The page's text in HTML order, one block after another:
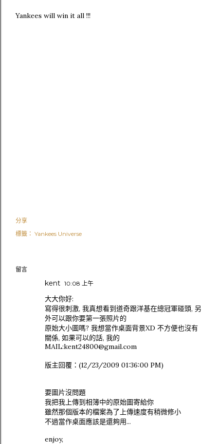
Yankees will win it all !!!
分享
標籤： Yankees Universe
留言
kent 10:08 上午
大大你好:
寫得很刺激, 我真想看到道奇跟洋基在總冠軍碰頭, 另
外可以跟你要第一張照片的
原始大小圖嗎? 我想當作桌面背景XD 不方便也沒有
關係, 如果可以的話, 我的
MAIL:kent24800@gmail.com
版主回覆：(12/23/2009 01:36:00 PM)
要圖片沒問題
我把我上傳到相簿中的原始圖寄給你
雖然那個版本的檔案為了上傳速度有稍微修小
不過當作桌面應該是還夠用...
enjoy,